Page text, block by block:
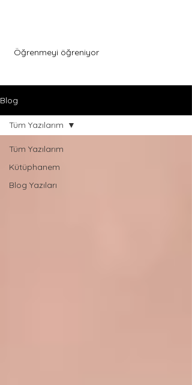
Öğrenmeyi öğreniyor
Blog
Tüm Yazılarım
Kütüphanem
Blog Yazıları
Tüm Yazılarım